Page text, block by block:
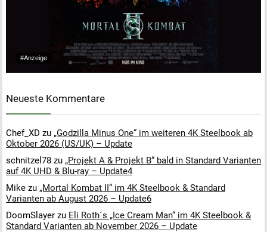
#Anzeige
Neueste Kommentare
Chef_XD zu „Godzilla Minus One“ im weiteren 4K Steelbook ab
Oktober 2026 (US/UK) – Update
schnitzel78 zu „Projekt A & Projekt B“ bald in Standard Varianten
auf 4K UHD & Blu-ray – Update4
Mike zu „Mortal Kombat II“ im 4K Steelbook & Standard
Varianten ab August 2026 – Update6
DoomSlayer zu Eli Roth´s „Ice Cream Man“ im 4K Steelbook &
Standard Varianten ab November 2026 – Update